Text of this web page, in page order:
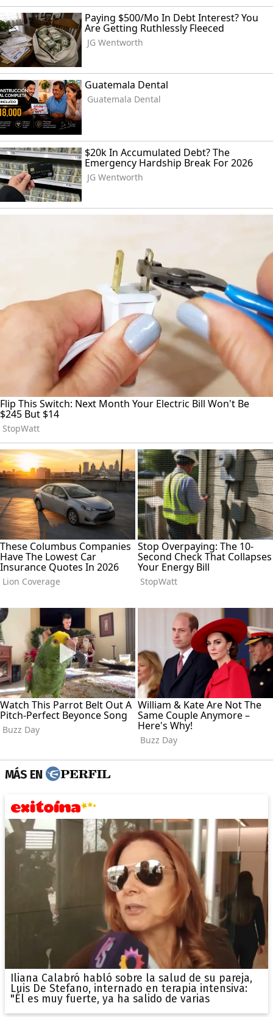
MÁS EN
Iliana Calabró habló sobre la salud de su pareja,
Luis De Stefano, internado en terapia intensiva:
"Él es muy fuerte, ya ha salido de varias